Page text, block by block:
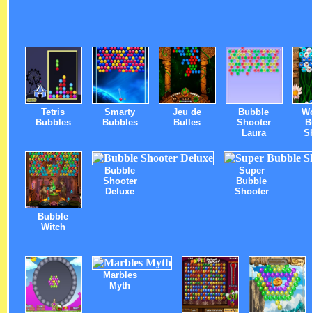
Tetris
Bubbles
Smarty
Bubbles
Jeu de
Bulles
Bubble
Shooter
Laura
Bubble
Witch
Bubble
Shooter
Deluxe
Super
Bubble
Shooter
Marbles
Myth